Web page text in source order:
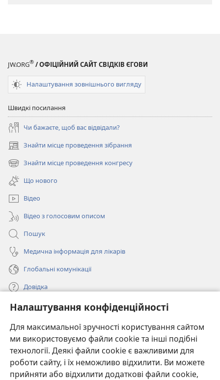
Налаштування конфіденційності
Для максимальної зручності користування сайтом
ми використовуємо файли cookie та інші подібні
технології. Деякі файли cookie є важливими для
роботи сайту, і їх неможливо відхилити. Ви можете
прийняти або відхилити додаткові файли cookie,
JW.ORG® / ОФІЦІЙНИЙ САЙТ СВІДКІВ ЄГОВИ
Налаштування зовнішнього вигляду
Швидкі посилання
Чи бажаєте, щоб вас відвідали?
Знайти місце проведення зібрання
(відкривається
у
новому
вікні)
Знайти місце проведення конгресу
(відкривається
новому
вікні)
Що нового
Відео
Відео з голосовим описом
Пошук
Медична інформація для лікарів
Глобальні комунікації
Довідка
Пожертви
(відкривається
у
новому
вікні)
ОНЛАЙН-БІБЛІОТЕКА Товариства «Вартова башта»™
(відкривається
у
новому
вікні)
JW Hub ®
(відкривається
у